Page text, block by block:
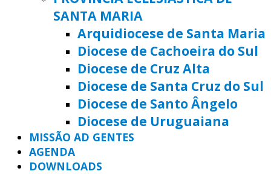
SANTA MARIA
Arquidiocese de Santa Maria
Diocese de Cachoeira do Sul
Diocese de Cruz Alta
Diocese de Santa Cruz do Sul
Diocese de Santo Ângelo
Diocese de Uruguaiana
MISSÃO AD GENTES
AGENDA
DOWNLOADS